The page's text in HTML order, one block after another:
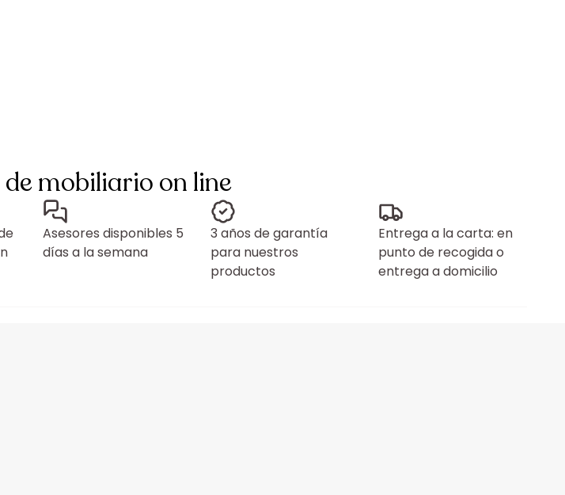
de mobiliario on line
Asesores disponibles 5
días a la semana
3 años de garantía
para nuestros
productos
Entrega a la carta: en
punto de recogida o
entrega a domicilio